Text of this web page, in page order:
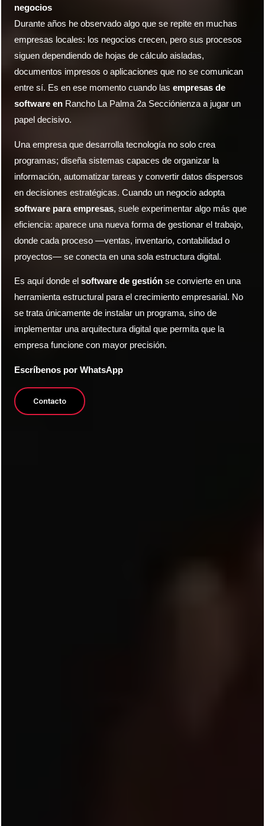
negocios
Durante años he observado algo que se repite en muchas
empresas locales: los negocios crecen, pero sus procesos
siguen dependiendo de hojas de cálculo aisladas,
documentos impresos o aplicaciones que no se comunican
entre sí. Es en ese momento cuando lasempresas de
software en Rancho La Palma 2a Secciónienza a jugar un
papel decisivo.
Una empresa que desarrolla tecnología no solo crea
programas; diseña sistemas capaces de organizar la
información, automatizar tareas y convertir datos dispersos
en decisiones estratégicas. Cuando un negocio adopta
software para empresas, suele experimentar algo más que
eficiencia: aparece una nueva forma de gestionar el trabajo,
donde cada proceso —ventas, inventario, contabilidad o
proyectos— se conecta en una sola estructura digital.
Es aquí donde elsoftware de gestión se convierte en una
herramienta estructural para el crecimiento empresarial. No
se trata únicamente de instalar un programa, sino de
implementar una arquitectura digital que permita que la
empresa funcione con mayor precisión.
Escríbenos por WhatsApp
Contacto